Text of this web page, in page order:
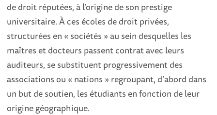
de droit réputées, à l’origine de son prestige
universitaire. À ces écoles de droit privées,
structurées en « sociétés » au sein desquelles les
maîtres et docteurs passent contrat avec leurs
auditeurs, se substituent progressivement des
associations ou « nations » regroupant, d’abord dans
un but de soutien, les étudiants en fonction de leur
origine géographique.